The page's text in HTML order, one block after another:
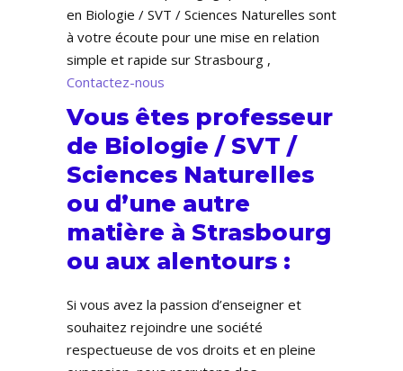
en Biologie / SVT / Sciences Naturelles sont
à votre écoute pour une mise en relation
simple et rapide sur Strasbourg ,
Contactez-nous
Vous êtes professeur
de Biologie / SVT /
Sciences Naturelles
ou d’une autre
matière à Strasbourg
ou aux alentours :
Si vous avez la passion d’enseigner et
souhaitez rejoindre une société
respectueuse de vos droits et en pleine